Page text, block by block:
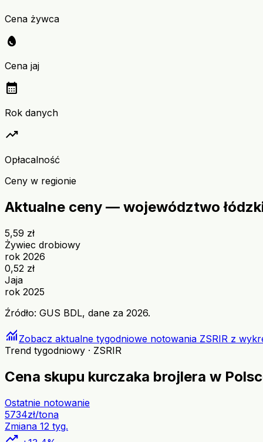
Cena żywca
egg
Cena jaj
calendar_month
Rok danych
trending_up
Opłacalność
Ceny w regionie
Aktualne ceny — województwo
5,59 zł
Żywiec drobiowy
rok 2026
0,52 zł
Jaja
rok 2025
Źródło: GUS BDL, dane za 2026.
monitoring Zobacz aktualne tygodniowe notowania ZSRIR z
Trend tygodniowy · ZSRIR
Cena skupu kurczaka brojlera w
Ostatnie notowanie
5734zł/tona
Zmiana 12 tyg.